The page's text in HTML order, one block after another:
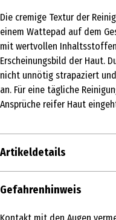
Die cremige Textur der
einem Wattepad auf dem
mit wertvollen
Erscheinungsbild der Haut.
nicht unnötig strapaziert
an. Für eine tägliche
Ansprüche reifer Haut
Artikeldetails
Inhalt
Gefahrenhinweis